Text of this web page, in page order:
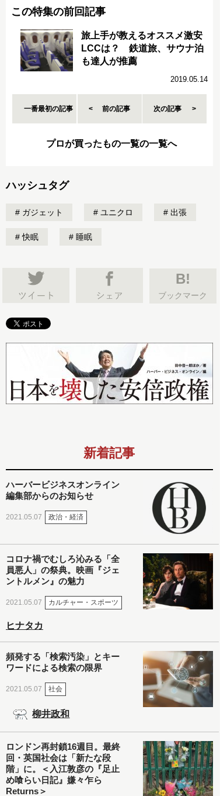
この特集の前回記事
旅上手が教えるオススメ激安
LCCは？ 鉄道旅、サウナ泊
も達人が推薦
2019.05.14
一番最初の記事 前の記事 次の記事
プロが買ったもの一覧の一覧へ
ハッシュタグ
ガジェット ユニクロ 出張
快眠 睡眠
B!
ブックマーク
新着記事
ハーバービジネスオンライン
編集部からのお知らせ
2021.05.07 政治・経済
コロナ禍でむしろ沁みる「全
員悪人」の祭典。映画『ジェ
ントルメン』の魅力
2021.05.07 カルチャー・スポーツ
ヒナタカ
頻発する「検索汚染」とキー
ワードによる検索の限界
2021.05.07 社会
柳井政和
ロンドン再封鎖16週目。最終
回・英国社会は「新たな段
階」に。＜入江敦彦の『足止
め喰らい日記』嫌々乍ら
Returns＞